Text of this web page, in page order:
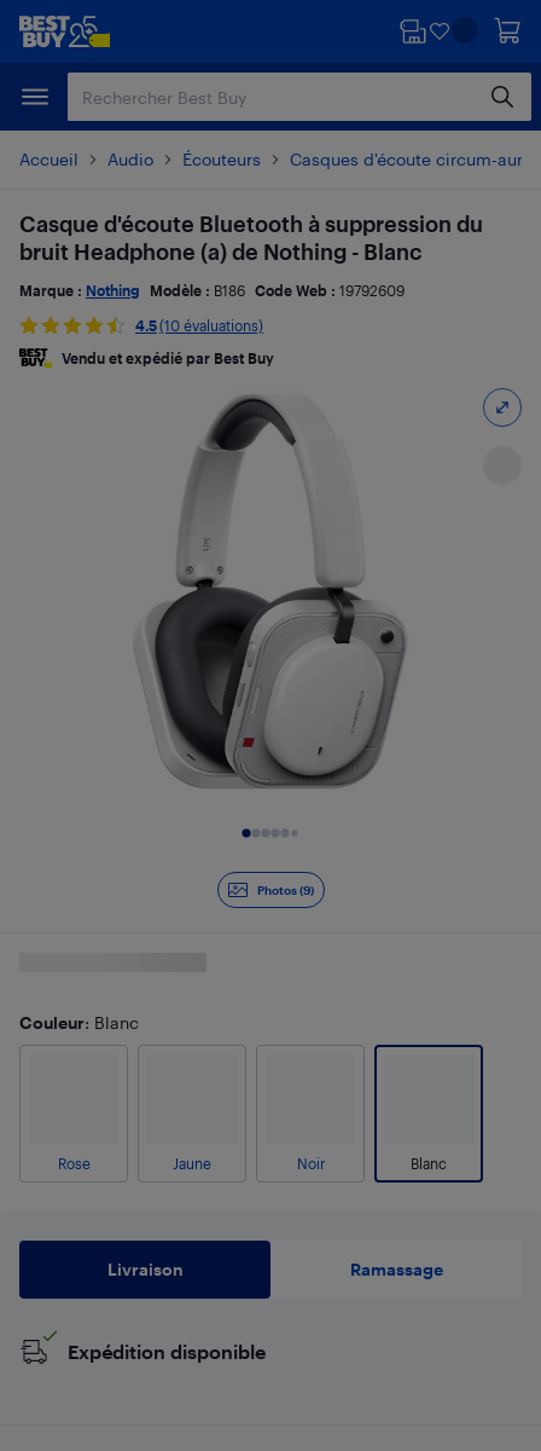
Passer
principal
Passer
Accueil Audio Écouteurs Casques d'écoute circum-
Photos (9)
Casque d'écoute Bluetooth à suppression du
bruit Headphone (a) de Nothing - Blanc
Marque : Nothing Modèle : B186 Code Web : 19792609
4.5(10 évaluations)
Vendu et expédié par Best Buy
Couleur: Blanc
Rose Jaune Noir Blanc
Livraison Ramassage
Expédition disponible